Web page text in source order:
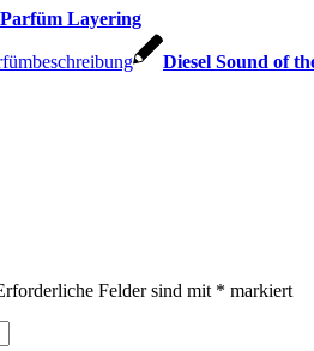
Parfüm Layering
Diesel Sound of
Felder sind mit * markiert